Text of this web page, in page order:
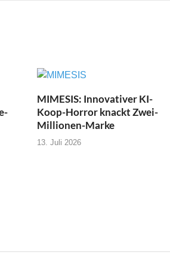
MIMESIS: Innovativer KI-
Koop-Horror knackt Zwei-
Millionen-Marke
13. Juli 2026